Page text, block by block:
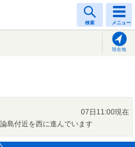
検索 メニュー
現在地
07日11:00現在
島付近を西に進んでいます